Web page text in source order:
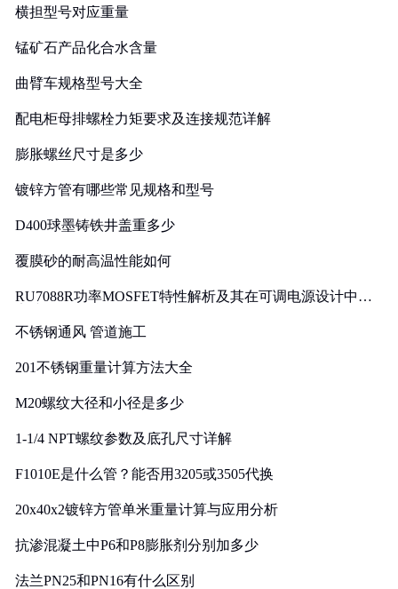
横担型号对应重量
锰矿石产品化合水含量
曲臂车规格型号大全
配电柜母排螺栓力矩要求及连接规范详解
膨胀螺丝尺寸是多少
镀锌方管有哪些常见规格和型号
D400球墨铸铁井盖重多少
覆膜砂的耐高温性能如何
RU7088R功率MOSFET特性解析及其在可调电源设计中的
不锈钢通风 管道施工
201不锈钢重量计算方法大全
M20螺纹大径和小径是多少
1-1/4 NPT螺纹参数及底孔尺寸详解
F1010E是什么管？能否用3205或3505代换
20x40x2镀锌方管单米重量计算与应用分析
抗渗混凝土中P6和P8膨胀剂分别加多少
法兰PN25和PN16有什么区别